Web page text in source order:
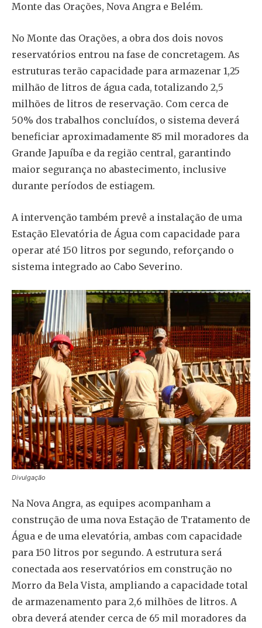
Monte das Orações, Nova Angra e Belém.
No Monte das Orações, a obra dos dois novos
reservatórios entrou na fase de concretagem. As
estruturas terão capacidade para armazenar 1,25
milhão de litros de água cada, totalizando 2,5
milhões de litros de reservação. Com cerca de
50% dos trabalhos concluídos, o sistema deverá
beneficiar aproximadamente 85 mil moradores da
Grande Japuíba e da região central, garantindo
maior segurança no abastecimento, inclusive
durante períodos de estiagem.
A intervenção também prevê a instalação de uma
Estação Elevatória de Água com capacidade para
operar até 150 litros por segundo, reforçando o
sistema integrado ao Cabo Severino.
Divulgação
Na Nova Angra, as equipes acompanham a
construção de uma nova Estação de Tratamento de
Água e de uma elevatória, ambas com capacidade
para 150 litros por segundo. A estrutura será
conectada aos reservatórios em construção no
Morro da Bela Vista, ampliando a capacidade total
de armazenamento para 2,6 milhões de litros. A
obra deverá atender cerca de 65 mil moradores da